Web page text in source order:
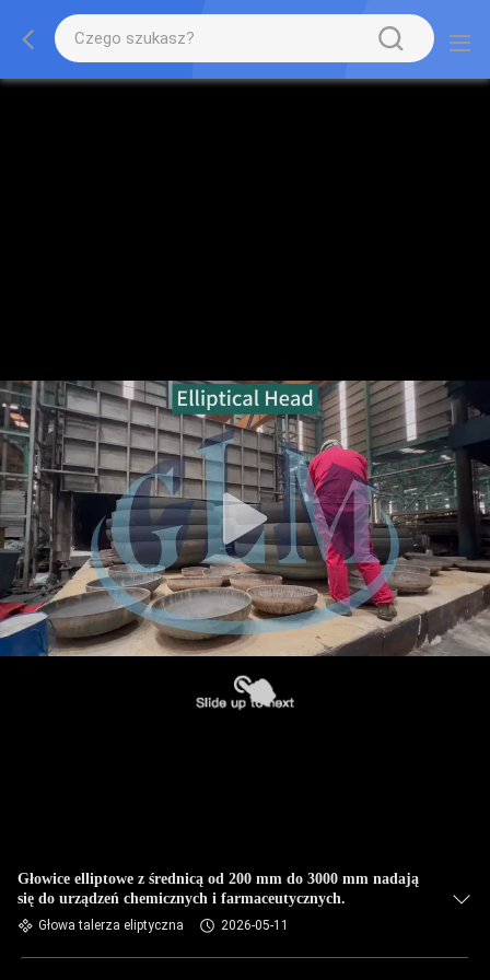
Głowice elliptowe z średnicą od 200 mm do 3000 mm nadają
się do urządzeń chemicznych i farmaceutycznych.
Głowa talerza eliptyczna 2026-05-11